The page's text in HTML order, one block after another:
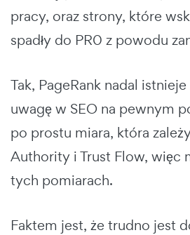
pracy, oraz strony, które
spadły do PR0 z powodu
Tak, PageRank nadal
uwagę w SEO na pewnym
po prostu miara, która
Authority i Trust Flow, więc
tych pomiarach.
Faktem jest, że trudno jest